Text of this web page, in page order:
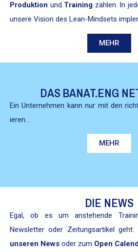
Pro­duk­tion und Train­ing zählen. In
unsere Vision des Lean-Mind­sets
MEHR
DAS BANAT.ENG
Ein Unternehmen kann nur mit den
ieren…
MEHR
DIE NEWS
Egal, ob es um anste­hende
Newslet­ter oder Zeitungsar­tikel
unseren News oder zum Open